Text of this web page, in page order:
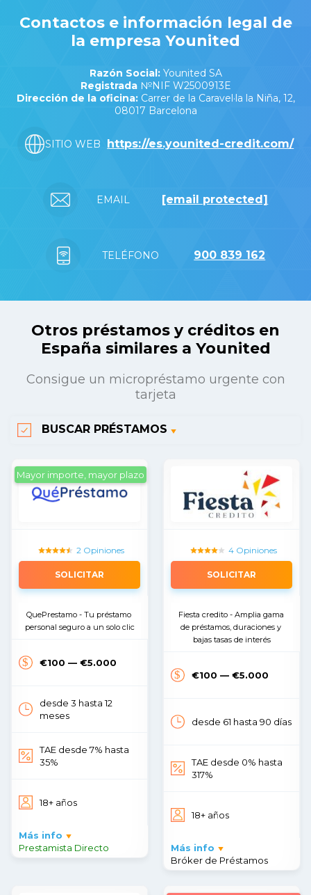
Contactos e información legal de
la empresa Younited
Razón Social:Younited SA
Registrada№NIF W2500913E
Dirección de la oficina:Carrer de la Caravel·la la Niña, 12,
08017 Barcelona
SITIO WEB https://es.younited-credit.com/
EMAIL [email protected]
TELÉFONO 900 839 162
Otros préstamos y créditos en
España similares a Younited
Consigue un micropréstamo urgente con
tarjeta
BUSCAR PRÉSTAMOS
Mayor importe, mayor plazo
2 Opiniones
SOLICITAR
QuePrestamo - Tu préstamo
personal seguro a un solo clic
€100 — €5.000
desde 3 hasta 12
meses
TAE desde 7% hasta
35%
18+ años
Más info
Prestamista Directo
4 Opiniones
SOLICITAR
Fiesta credito - Amplia gama
de préstamos, duraciones y
bajas tasas de interés
€100 — €5.000
desde 61 hasta 90 días
TAE desde 0% hasta
317%
18+ años
Más info
Bróker de Préstamos